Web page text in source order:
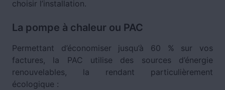
choisir l’installation.
La pompe à chaleur ou PAC
Permettant d’économiser jusqu’à 60 % sur vos
factures, la PAC utilise des sources d’énergie
renouvelables, la rendant particulièrement
écologique :